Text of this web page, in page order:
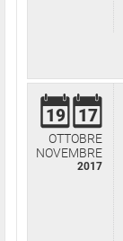
19 17
OTTOBRE
NOVEMBRE
2017